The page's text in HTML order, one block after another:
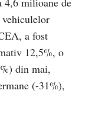
a fost
12,5%, o
din mai,
(-31%),